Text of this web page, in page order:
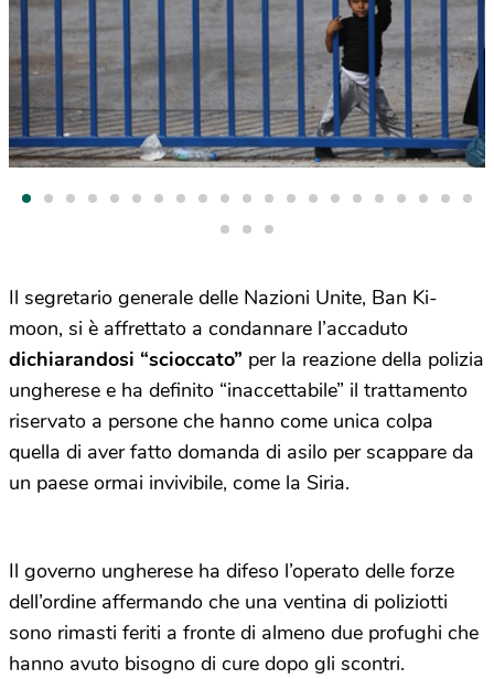
Il segretario generale delle Nazioni Unite, Ban Ki-
moon, si è affrettato a condannare l’accaduto
dichiarandosi “scioccato” per la reazione della polizia
ungherese e ha definito “inaccettabile” il trattamento
riservato a persone che hanno come unica colpa
quella di aver fatto domanda di asilo per scappare da
un paese ormai invivibile, come la Siria.
Il governo ungherese ha difeso l’operato delle forze
dell’ordine affermando che una ventina di poliziotti
sono rimasti feriti a fronte di almeno due profughi che
hanno avuto bisogno di cure dopo gli scontri.